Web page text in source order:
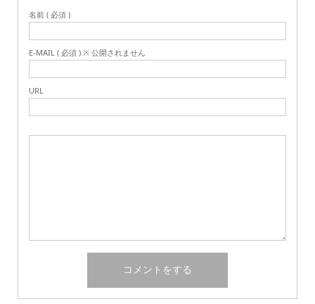
名前 ( 必須 )
E-MAIL ( 必須 ) ※ 公開されません
URL